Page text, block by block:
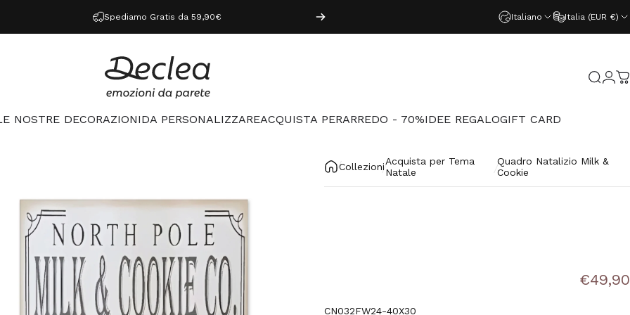
Spediamo Gratis da 59,90€ Italiano Italia (EUR €)
Declea Cerca
NOSTRE DECORAZIONIDA PERSONALIZZAREACQUISTA PERARREDO - 70%IDEE REGALOGIFT CARD
CollezioniAcquista per Tema
Natale
Quadro Natalizio Milk &
Cookie
€49,90
CN032FW24-40X30